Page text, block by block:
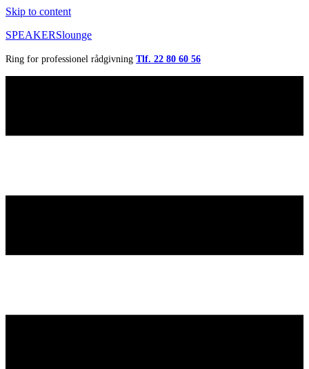
Skip to content
SPEAKERSlounge
Ring for professionel rådgivning Tlf. 22 80 60 56